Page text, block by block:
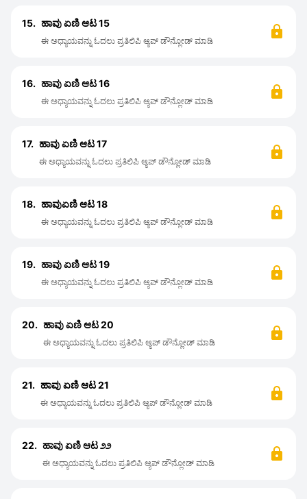
15. ಹಾವು ಏಣಿ ಆಟ 15
ಈ ಅಧ್ಯಾಯವನ್ನು ಓದಲು ಪ್ರತಿಲಿಪಿ ಆ್ಯಪ್ ಡೌನ್ಲೋಡ್ ಮಾಡಿ
16. ಹಾವು ಏಣಿ ಆಟ 16
ಈ ಅಧ್ಯಾಯವನ್ನು ಓದಲು ಪ್ರತಿಲಿಪಿ ಆ್ಯಪ್ ಡೌನ್ಲೋಡ್ ಮಾಡಿ
17. ಹಾವು ಏಣಿ ಆಟ 17
ಈ ಅಧ್ಯಾಯವನ್ನು ಓದಲು ಪ್ರತಿಲಿಪಿ ಆ್ಯಪ್ ಡೌನ್ಲೋಡ್ ಮಾಡಿ
18. ಹಾವುಏಣಿ ಆಟ 18
ಈ ಅಧ್ಯಾಯವನ್ನು ಓದಲು ಪ್ರತಿಲಿಪಿ ಆ್ಯಪ್ ಡೌನ್ಲೋಡ್ ಮಾಡಿ
19. ಹಾವು ಏಣಿ ಆಟ 19
ಈ ಅಧ್ಯಾಯವನ್ನು ಓದಲು ಪ್ರತಿಲಿಪಿ ಆ್ಯಪ್ ಡೌನ್ಲೋಡ್ ಮಾಡಿ
20. ಹಾವು ಏಣಿ ಆಟ 20
ಈ ಅಧ್ಯಾಯವನ್ನು ಓದಲು ಪ್ರತಿಲಿಪಿ ಆ್ಯಪ್ ಡೌನ್ಲೋಡ್ ಮಾಡಿ
21. ಹಾವು ಏಣಿ ಆಟ 21
ಈ ಅಧ್ಯಾಯವನ್ನು ಓದಲು ಪ್ರತಿಲಿಪಿ ಆ್ಯಪ್ ಡೌನ್ಲೋಡ್ ಮಾಡಿ
22. ಹಾವು ಏಣಿ ಆಟ ೨೨
ಈ ಅಧ್ಯಾಯವನ್ನು ಓದಲು ಪ್ರತಿಲಿಪಿ ಆ್ಯಪ್ ಡೌನ್ಲೋಡ್ ಮಾಡಿ